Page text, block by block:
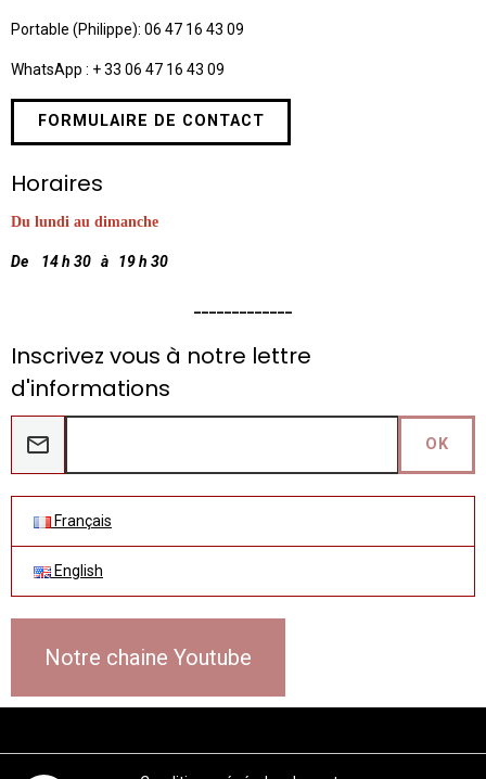
Portable (Philippe): 06 47 16 43 09
WhatsApp : + 33 06 47 16 43 09
FORMULAIRE DE CONTACT
Horaires
Du lundi au dimanche
De 14 h 30 à 19 h 30
Inscrivez vous à notre lettre
d'informations
OK
Français
English
Notre chaine Youtube